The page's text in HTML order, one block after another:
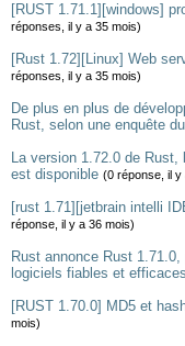
[RUST 1.71.1][windows]
réponses, il y a 35 mois)
[Rust 1.72][Linux] Web
réponses, il y a 35 mois)
De plus en plus de
Rust, selon une enquête
La version 1.72.0 de Rust,
est disponible (0 réponse, il y
[rust 1.71][jetbrain intelli
réponse, il y a 36 mois)
Rust annonce Rust
logiciels fiables et efficaces
[RUST 1.70.0] MD5 et
mois)